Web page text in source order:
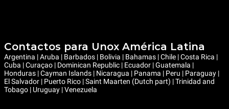
Contactos para Unox América Latina
Argentina | Aruba | Barbados | Bolivia | Bahamas | Chile | Costa Rica |
Cuba | Curaçao | Dominican Republic | Ecuador | Guatemala |
Honduras | Cayman Islands | Nicaragua | Panama | Peru | Paraguay |
El Salvador | Puerto Rico | Saint Maarten (Dutch part) | Trinidad and
Tobago | Uruguay | Venezuela